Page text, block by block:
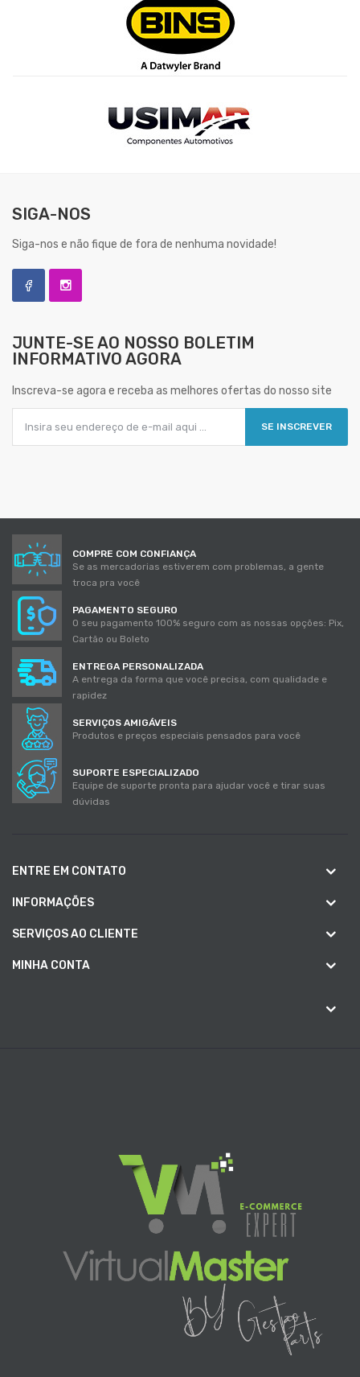
SIGA-NOS
Siga-nos e não fique de fora de nenhuma novidade!
JUNTE-SE AO NOSSO BOLETIM
INFORMATIVO AGORA
Inscreva-se agora e receba as melhores ofertas do nosso site
SE INSCREVER
COMPRE COM CONFIANÇA
Se as mercadorias estiverem com problemas, a gente
troca pra você
PAGAMENTO SEGURO
O seu pagamento 100% seguro com as nossas opções: Pix,
Cartão ou Boleto
ENTREGA PERSONALIZADA
A entrega da forma que você precisa, com qualidade e
rapidez
SERVIÇOS AMIGÁVEIS
Produtos e preços especiais pensados para você
SUPORTE ESPECIALIZADO
Equipe de suporte pronta para ajudar você e tirar suas
dúvidas
ENTRE EM CONTATO
INFORMAÇÕES
SERVIÇOS AO CLIENTE
MINHA CONTA